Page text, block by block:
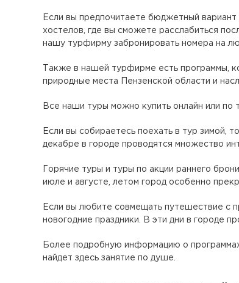
Если вы предпочитаете бюджетный
хостелов, где вы сможете расслабиться
нашу турфирму забронировать номера на
Также в нашей турфирме есть программы,
природные места Пензенской области и
Все наши туры можно купить онлайн или
Если вы собираетесь поехать в тур зимой,
декабре в городе проводятся множество
Горячие туры и туры по акции раннего
июле и августе, летом город особенно
Если вы любите совмещать путешествие с
новогодние праздники. В эти дни в городе
Более подробную информацию о
найдет здесь занятие по душе.